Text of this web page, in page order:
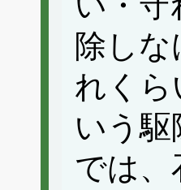
除し
れくら
いう
では、